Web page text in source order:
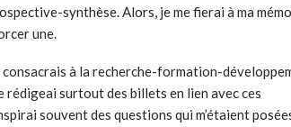
synthèse. Alors, je me fierai à ma
une.
consacrais à la recherche-formation-
rédigeai surtout des billets en lien avec ces
souvent des questions qui m’étaient